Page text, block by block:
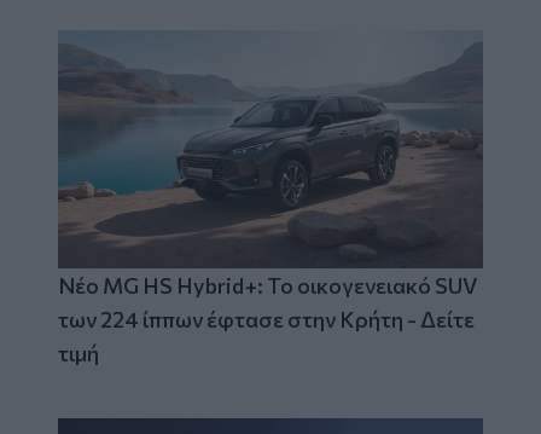
Νέο MG HS Hybrid+: Το οικογενειακό SUV
των 224 ίππων έφτασε στην Κρήτη - Δείτε
τιμή